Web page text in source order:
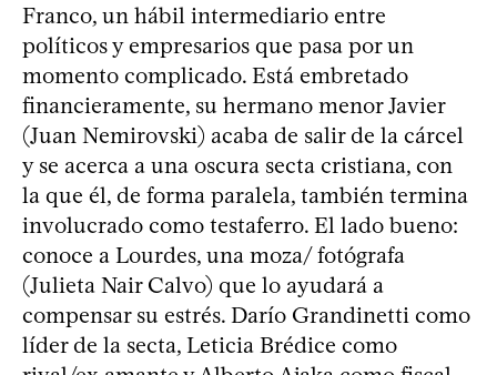
Franco, un hábil intermediario entre
políticos y empresarios que pasa por un
momento complicado. Está embretado
financieramente, su hermano menor Javier
(Juan Nemirovski) acaba de salir de la cárcel
y se acerca a una oscura secta cristiana, con
la que él, de forma paralela, también termina
involucrado como testaferro. El lado bueno:
conoce a Lourdes, una moza/ fotógrafa
(Julieta Nair Calvo) que lo ayudará a
compensar su estrés. Darío Grandinetti como
líder de la secta, Leticia Brédice como